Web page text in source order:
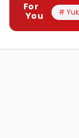
For
You
#